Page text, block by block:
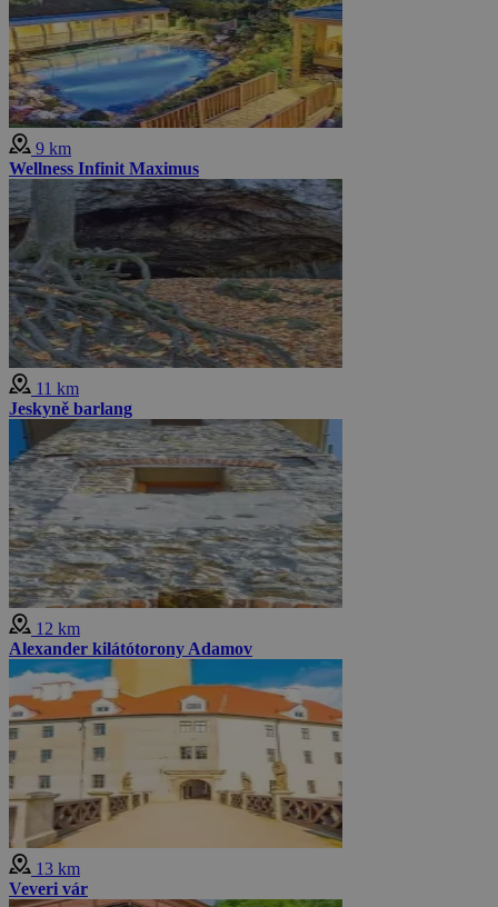
9 km
Wellness Infinit Maximus
11 km
Jeskyně barlang
12 km
Alexander kilátótorony Adamov
13 km
Veveri vár